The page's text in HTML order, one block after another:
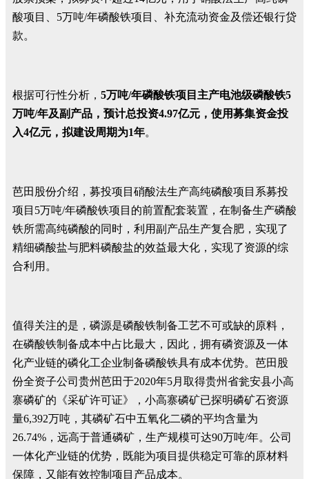
酸项目、5万吨/年磷酸铁项目、补充流动资金及偿还银行贷
款。
根据可行性分析， 5万吨/年磷酸铁项目主产电池级磷酸铁5
万吨/年及副产品，预计总投资4.97亿元，使用募集资金投
入4亿元，拟建设周期为1年。
芭田股份介绍，募投项目硝酸法生产高纯磷酸项目系募投
项目5万吨/年磷酸铁项目的前置配套装置，在制备生产磷酸
铁所需高纯磷酸的同时，利用副产品生产复合肥，实现了
精细磷酸盐与肥料磷酸盐的效益最大化，实现了资源的综
合利用。
值得关注的是，磷源是磷酸铁制备工艺不可或缺的原料，
在磷酸铁制备成本中占比最大，因此，拥有磷资源及一体
化产业链的磷化工企业制备磷酸铁具有成本优势。芭田股
份全资子公司贵州芭田于2020年5月取得贵州省瓮安县小高
寨磷矿的《采矿许可证》，小高寨磷矿已探明磷矿石资源
量6,392万吨，其磷矿石中五氧化二磷的平均含量为
26.74%，远高于普通磷矿，生产规模可达90万吨/年。公司
一体化产业链的优势，既能为项目提供稳定可靠的原材料
保障，又能有效控制项目产品成本。